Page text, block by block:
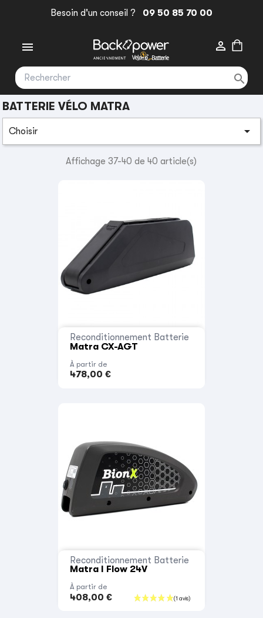
Besoin d'un conseil ? 09 50 85 70 00
 

BATTERIE VÉLO MATRA
Choisir 
Affichage 37-40 de 40 article(s)
Reconditionnement Batterie
Matra CX-AGT
À partir de
478,00 €
Reconditionnement Batterie
Matra I Flow 24V
À partir de
408,00 €